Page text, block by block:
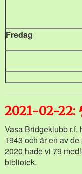
Fredag
2021-02-22:
Vasa Bridgeklubb r.f.
1943 och är en av
2020 hade vi 79
bibliotek.